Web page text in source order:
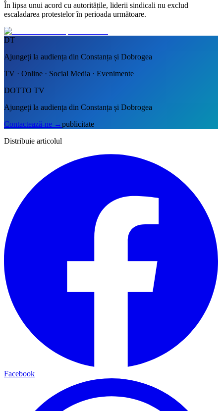
În lipsa unui acord cu autoritățile, liderii sindicali nu exclud
escaladarea protestelor în perioada următoare.
DT
Ajungeți la audiența din Constanța și Dobrogea
TV · Online · Social Media · Evenimente
DOTTO TV
Ajungeți la audiența din Constanța și Dobrogea
Contactează-ne →publicitate
Distribuie articolul
Facebook